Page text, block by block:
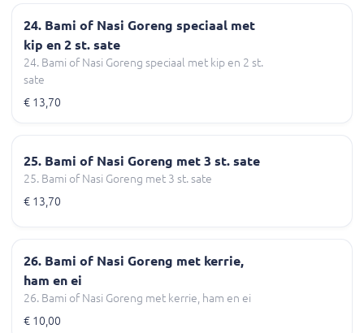
24. Bami of Nasi Goreng speciaal met
kip en 2 st. sate
24. Bami of Nasi Goreng speciaal met kip en 2 st.
sate
€ 13,70
25. Bami of Nasi Goreng met 3 st. sate
25. Bami of Nasi Goreng met 3 st. sate
€ 13,70
26. Bami of Nasi Goreng met kerrie,
ham en ei
26. Bami of Nasi Goreng met kerrie, ham en ei
€ 10,00